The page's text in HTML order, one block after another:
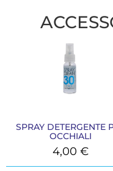
SPRAY DETERGENTE
OCCHIALI
4,00€